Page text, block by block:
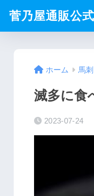
菅乃屋通販公
ホーム 馬
滅多に食
2023-07-24